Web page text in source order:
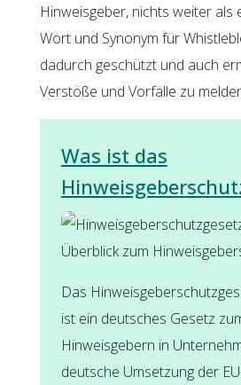
Hinweisgeber, nichts weiter als
Wort und Synonym für
dadurch geschützt und auch
Verstöße und Vorfälle zu
Was ist das
Überblick zum
Das
ist ein deutsches Gesetz
Hinweisgebern in
deutsche Umsetzung der